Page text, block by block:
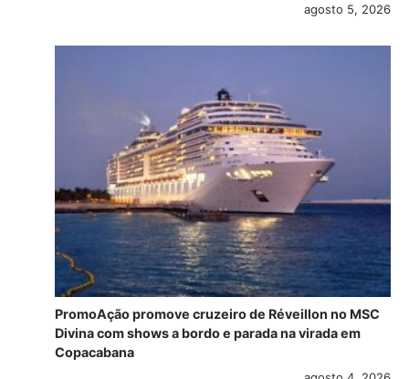
agosto 5, 2026
PromoAção promove cruzeiro de Réveillon no MSC
Divina com shows a bordo e parada na virada em
Copacabana